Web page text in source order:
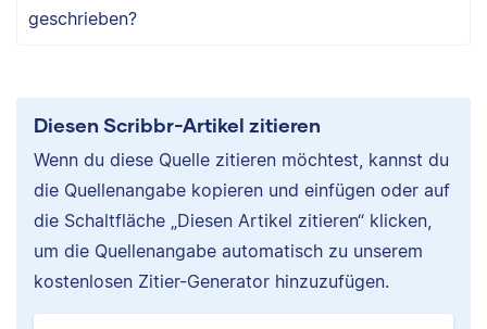
geschrieben?
Diesen Scribbr-Artikel zitieren
Wenn du diese Quelle zitieren möchtest, kannst du
die Quellenangabe kopieren und einfügen oder auf
die Schaltfläche „Diesen Artikel zitieren“ klicken,
um die Quellenangabe automatisch zu unserem
kostenlosen Zitier-Generator hinzuzufügen.